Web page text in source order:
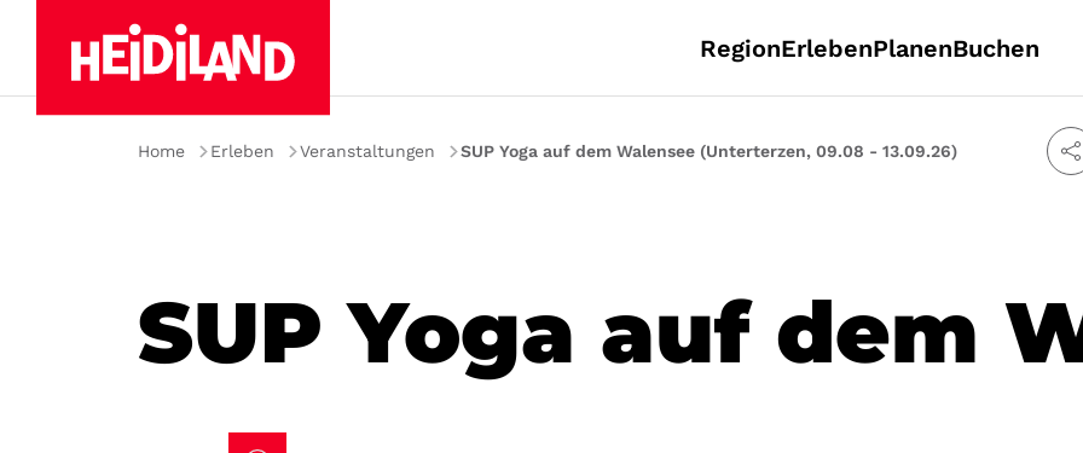
RegionErlebenPlanenBuchen
Home Erleben Veranstaltungen SUP Yoga auf dem Walensee (Unterterzen, 09.08 - 13.09.26)
SUP Yoga auf dem